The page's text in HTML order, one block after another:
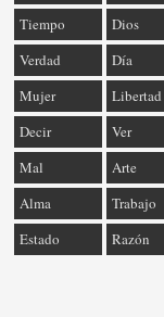
Tiempo
Dios
Verdad
Día
Mujer
Libertad
Decir
Ver
Mal
Arte
Alma
Trabajo
Estado
Razón